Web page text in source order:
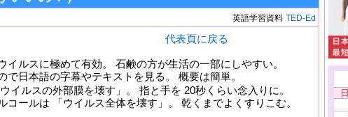
英語学習資料 TED-Ed
代表頁に戻る
イルスに極めて有効。 石鹸の方が生活の一部にしやすい。
で日本語の字幕やテキストを見る。 概要は簡単。
イルスの外部膜を壊す」。 指と手を 20秒くらい念入りに。
コールは 「ウイルス全体を壊す」。 乾くまでよくすりこむ。
日